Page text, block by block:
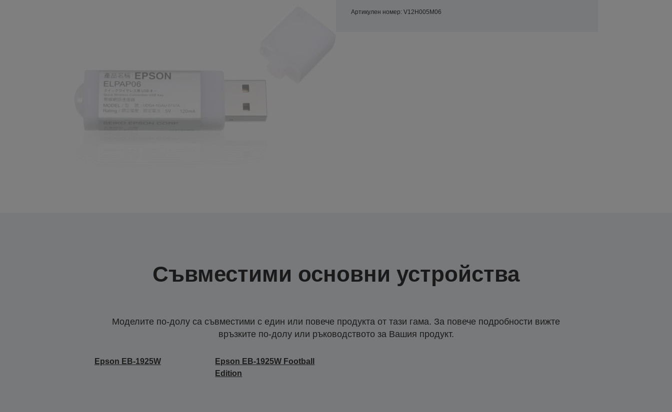
Артикулен номер: V12H005M06
Съвместими основни устройства
Моделите по-долу са съвместими с един или повече продукта от тази гама. За повече подробности вижте
връзките по-долу или ръководството за Вашия продукт.
Epson EB-1925W
Epson EB-1925W Football
Edition